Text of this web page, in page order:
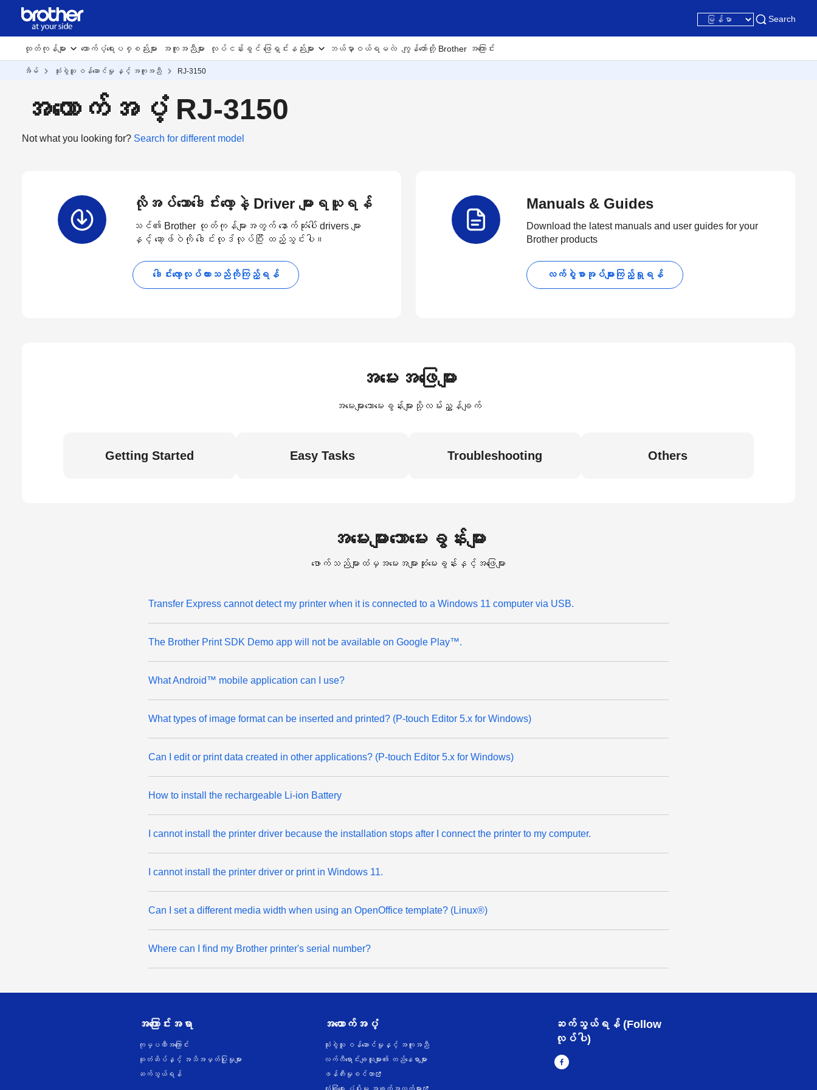
Search
ထုတ်ကုန်များ ထောက်ပံ့ရေးပစ္စည်းများ အကူအညီများ လုပ်ငန်းခွင် ဖြေရှင်းနည်းများ ဘယ်မှာဝယ်ရမလဲ ကျွန်တော်တို့ Brother အကြောင်း
အိမ် သုံးစွဲသူ ဝန်ဆောင်မှု နှင့် အကူအညီ RJ-3150
အထောက်အပံ့ RJ-3150
Not what you looking for? Search for different model
လိုအပ်သောဒေါင်းလော့နဲ့ Driver များရယူရန်
သင်၏ Brother ထုတ်ကုန်များအတွက် နောက်ဆုံးပေါ် drivers များ
နှင့် ဆော့ဖ်ဝဲကို ဒေါင်းလုဒ်လုပ်ပြီး ထည့်သွင်းပါ။
ဒေါင်းလော့လုပ်ထားသည်ကိုကြည့်ရန်
Manuals & Guides
Download the latest manuals and user guides for your
Brother products
လက်စွဲစာအုပ်များကြည့်ရှုရန်
အမေးအဖြေများ
အမေးများသောမေးခွန်းများသို့လမ်းညွှန်ချက်
Getting Started Easy Tasks Troubleshooting Others
အမေးများသောမေးခွန်းများ
ဖောက်သည်များထံမှအမေးအများဆုံးမေးခွန်းနှင့်အဖြေများ
Transfer Express cannot detect my printer when it is connected to a Windows 11 computer via USB.
The Brother Print SDK Demo app will not be available on Google Play™.
What Android™ mobile application can I use?
What types of image format can be inserted and printed? (P-touch Editor 5.x for Windows)
Can I edit or print data created in other applications? (P-touch Editor 5.x for Windows)
How to install the rechargeable Li-ion Battery
I cannot install the printer driver because the installation stops after I connect the printer to my computer.
I cannot install the printer driver or print in Windows 11.
Can I set a different media width when using an OpenOffice template? (Linux®)
Where can I find my Brother printer's serial number?
အကြောင်းအရာ
ကုမ္ပဏီအကြောင်း
ဆုတံဆိပ်နှင့် အသိအမှတ်ပြုမှုများ
ဆက်သွယ်ရန်
အထောက်အပံ့
သုံးစွဲသူ ဝန်ဆောင်မှုနှင့် အကူအညီ
လက်လီရောင်းချသူများ၏ တည်နေရာများ
ဖန်တီးမှုစင်တာ
ဆက်သွယ်ရန် (Follow
လုပ်ပါ)